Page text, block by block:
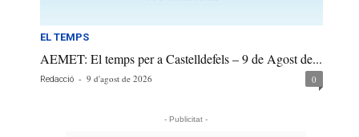
EL TEMPS
AEMET: El temps per a Castelldefels – 9 de Agost de...
Redacció - 9 d'agost de 2026 0
- Publicitat -